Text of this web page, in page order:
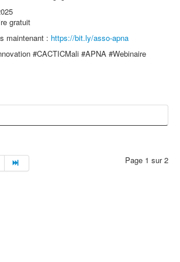
gratuit
maintenant : https://bit.ly/asso-apna
#CACTICMali #APNA #Webinaire
Page 1 sur 2